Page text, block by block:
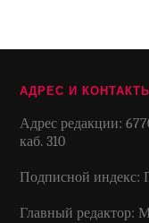
АДРЕС И КОНТАКТЫ
Адрес редакции:
каб. 310
Подписной индекс:
Главный редактор: